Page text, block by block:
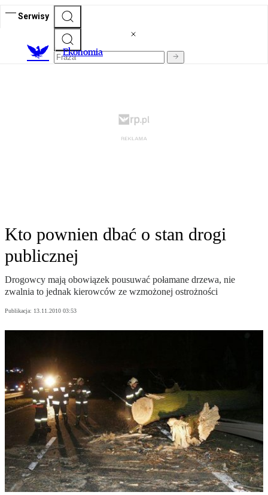
Serwisy
Ekonomia
Kto pownien dbać o stan drogi
publicznej
Drogowcy mają obowiązek pousuwać połamane drzewa, nie
zwalnia to jednak kierowców ze wzmożonej ostrożności
Publikacja: 13.11.2010 03:53